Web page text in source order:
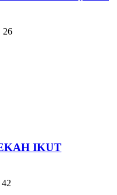
26
IKUT
42